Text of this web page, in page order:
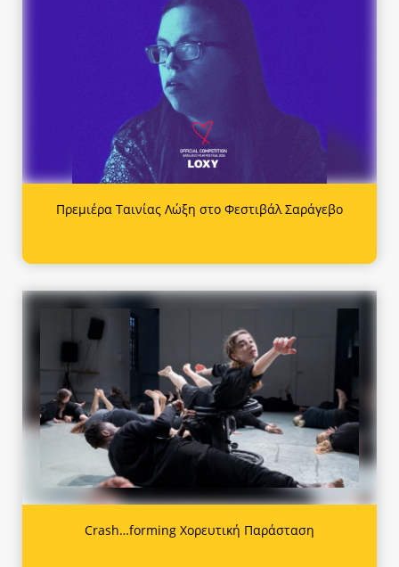
Πρεμιέρα Ταινίας Λώξη στο Φεστιβάλ Σαράγεβο
Crash…forming Χορευτική Παράσταση